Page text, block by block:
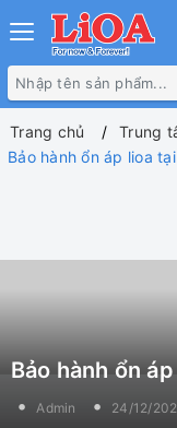
Trang chủ
Trung
Bảo hành ổn áp lioa
Bảo hành ổn
Admin 24/12/